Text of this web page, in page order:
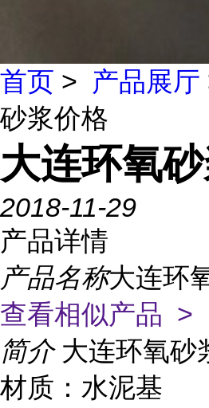
首页 > 产品展厅
砂浆价格
大连环氧
2018-11-29
产品详情
产品名称大连环
查看相似产品 >
简介 大连环氧砂
材质：水泥基